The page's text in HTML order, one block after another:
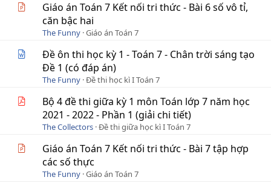
Giáo án Toán 7 Kết nối tri thức - Bài 6 số vô tỉ,
căn bậc hai
The Funny Giáo án Toán 7
Đề ôn thi học kỳ 1 - Toán 7 - Chân trời sáng tạo
Đề 1 (có đáp án)
The Funny Đề thi học kì I Toán 7
Bộ 4 đề thi giữa kỳ 1 môn Toán lớp 7 năm học
2021 - 2022 - Phần 1 (giải chi tiết)
The Collectors Đề thi giữa học kì I Toán 7
Giáo án Toán 7 Kết nối tri thức - Bài 7 tập hợp
các số thực
The Funny Giáo án Toán 7